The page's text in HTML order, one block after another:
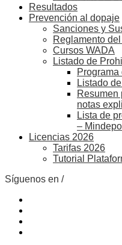
Resultados
Prevención al dopaje
Sanciones y
Reglamento
Cursos WADA
Listado de
Listado
Resumen
notas
Lista de
–
Licencias 2026
Tarifas 2026
Tutorial
Síguenos en /